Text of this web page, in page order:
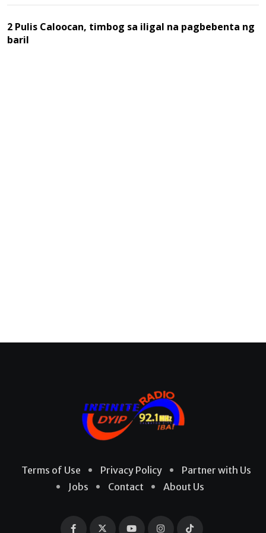
2 Pulis Caloocan, timbog sa iligal na pagbebenta ng
baril
Terms of Use Privacy Policy
Partner with Us
Jobs
Contact About Us